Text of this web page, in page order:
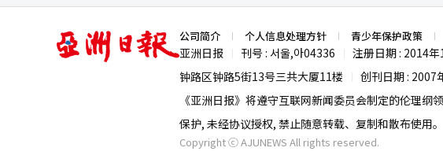
亚
洲
日
公司简介 个人信息处理方针 青少年保护政策
亚洲日报 刊号 : 서울,아04336 注册日期 : 2014
钟路区钟路5街13号三共大厦11楼
创刊日期 : 2007
《亚洲日报》将遵守互联网新闻委员会制定的伦理纲领
保护, 未经协议授权, 禁止随意转载、复制和散布使用。
Copyright ⓒ AJUNEWS All rights reserved.